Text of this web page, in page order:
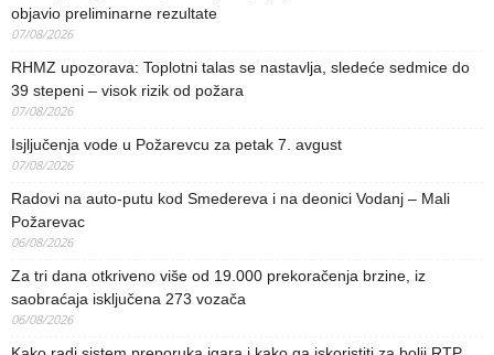
objavio preliminarne rezultate
07/08/2026
RHMZ upozorava: Toplotni talas se nastavlja, sledeće sedmice do
39 stepeni – visok rizik od požara
07/08/2026
Isjljučenja vode u Požarevcu za petak 7. avgust
07/08/2026
Radovi na auto-putu kod Smedereva i na deonici Vodanj – Mali
Požarevac
06/08/2026
Za tri dana otkriveno više od 19.000 prekoračenja brzine, iz
saobraćaja isključena 273 vozača
06/08/2026